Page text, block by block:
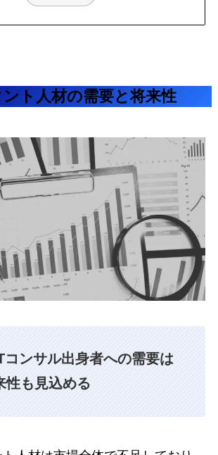
ト人材の需要と将来性
コンサル出身者への需要は
性も見込める